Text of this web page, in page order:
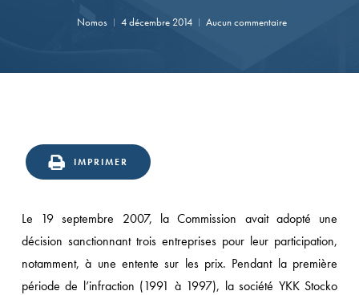
Nomos 4 décembre 2014 Aucun commentaire
IMPRIMER
Le 19 septembre 2007, la Commission avait adopté une
décision sanctionnant trois entreprises pour leur participation,
notamment, à une entente sur les prix. Pendant la première
période de l’infraction (1991 à 1997), la société YKK Stocko